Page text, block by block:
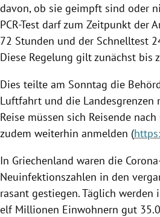
davon, ob sie geimpft sind oder
PCR-Test darf zum Zeitpunkt der
72 Stunden und der Schnelltest
Diese Regelung gilt zunächst bis
Dies teilte am Sonntag die
Luftfahrt und die Landesgrenzen
Reise müssen sich Reisende
zudem weiterhin anmelden (
In Griechenland waren die
Neuinfektionszahlen in den
rasant gestiegen. Täglich
elf Millionen Einwohnern gut